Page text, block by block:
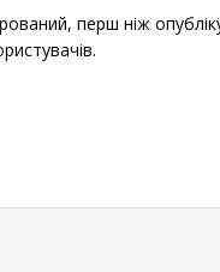
перш ніж